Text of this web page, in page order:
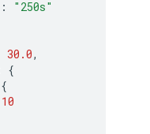
:
"250s"
30.0,
{
{
10